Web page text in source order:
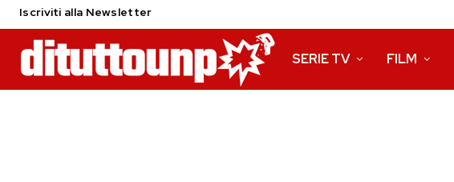
Iscriviti alla Newsletter
SERIE TV FILM